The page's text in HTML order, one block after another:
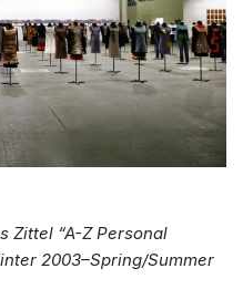
Zittel “A-Z Personal
2003–Spring/Summer